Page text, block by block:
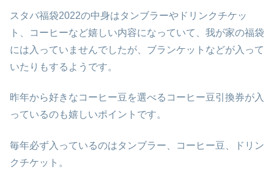
スタバ福袋2022の中身はタンブラーやドリンクチケッ
ト、コーヒーなど嬉しい内容になっていて、我が家の福袋
には入っていませんでしたが、ブランケットなどが入って
いたりもするようです。
昨年から好きなコーヒー豆を選べるコーヒー豆引換券が入
っているのも嬉しいポイントです。
毎年必ず入っているのはタンブラー、コーヒー豆、ドリン
クチケット。